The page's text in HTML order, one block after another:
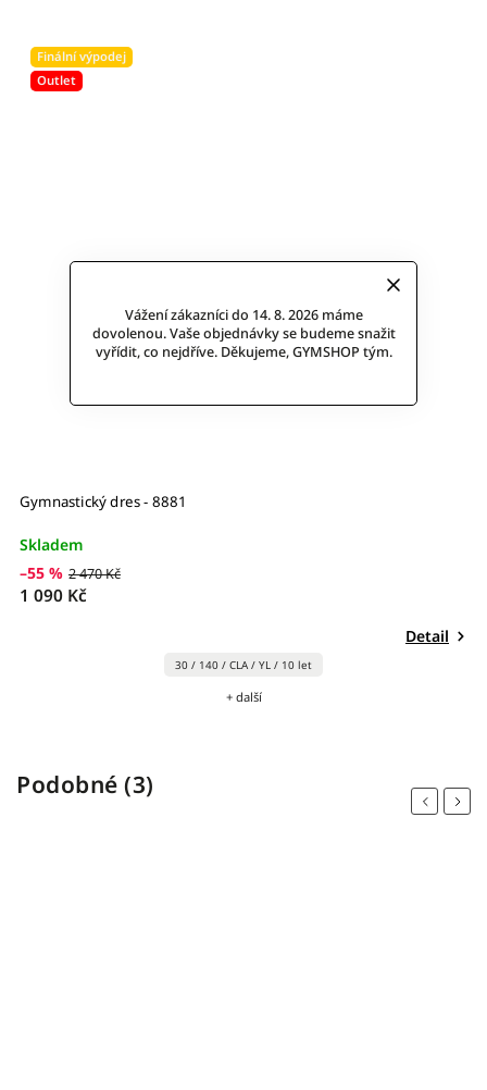
Vážení zákazníci do 14. 8. 2026 máme
dovolenou. Vaše objednávky se budeme snažit
vyřídit, co nejdříve. Děkujeme, GYMSHOP tým.
Finální výpodej
Outlet
Gymnastický dres - 8881
Skladem
–55 % 2 470 Kč
1 090 Kč
Detail
30 / 140 / CLA / YL / 10 let
+ další
Podobné (3)
Previous
Next